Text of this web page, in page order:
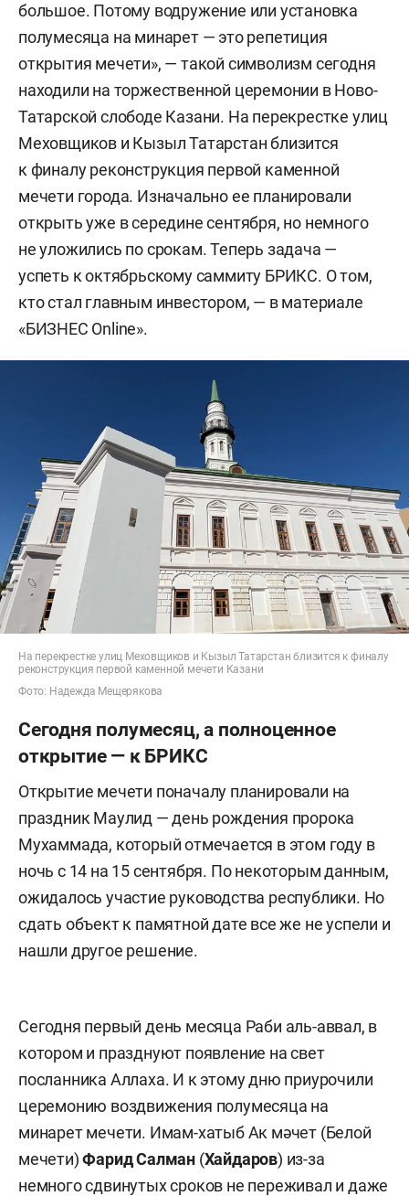
большое. Потому водружение или установка
полумесяца на минарет — это репетиция
открытия мечети», — такой символизм сегодня
находили на торжественной церемонии в Ново-
Татарской слободе Казани. На перекрестке улиц
Меховщиков и Кызыл Татарстан близится
к финалу реконструкция первой каменной
мечети города. Изначально ее планировали
открыть уже в середине сентября, но немного
не уложились по срокам. Теперь задача —
успеть к октябрьскому саммиту БРИКС. О том,
кто стал главным инвестором, — в материале
«БИЗНЕС Online».
На перекрестке улиц Меховщиков и Кызыл Татарстан близится к финалу
реконструкция первой каменной мечети Казани
Фото: Надежда Мещерякова
Сегодня полумесяц, а полноценное
открытие — к БРИКС
Открытие мечети поначалу планировали на
праздник Маулид — день рождения пророка
Мухаммада, который отмечается в этом году в
ночь с 14 на 15 сентября. По некоторым данным,
ожидалось участие руководства республики. Но
сдать объект к памятной дате все же не успели и
нашли другое решение.
Сегодня первый день месяца Раби аль-аввал, в
котором и празднуют появление на свет
посланника Аллаха. И к этому дню приурочили
церемонию воздвижения полумесяца на
минарет мечети. Имам-хатыб Ак мәчет (Белой
мечети)Фарид Салман (Хайдаров) из-за
немного сдвинутых сроков не переживал и даже